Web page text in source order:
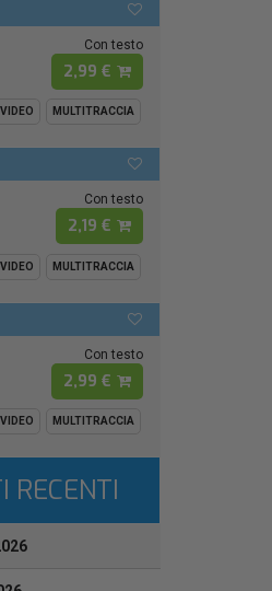
Con testo
2,99 €
VIDEO MULTITRACCIA
Con testo
2,19 €
VIDEO MULTITRACCIA
Con testo
2,99 €
VIDEO MULTITRACCIA
RECENTI